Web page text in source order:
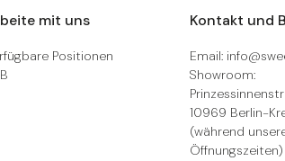
mit uns
Positionen
Kontakt und
Email:
Showroom:
10969 Berlin-
(während
Öffnungszeiten)